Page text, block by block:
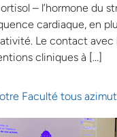
– l’hormone du
cardiaque, en
Le contact avec
cliniques à […]
Faculté tous